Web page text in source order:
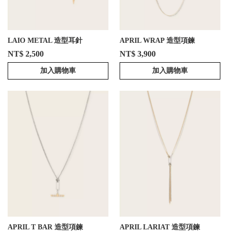
LAIO METAL 造型耳針
NT$ 2,500
加入購物車
APRIL WRAP 造型項鍊
NT$ 3,900
加入購物車
APRIL T BAR 造型項鍊 APRIL LARIAT 造型項鍊